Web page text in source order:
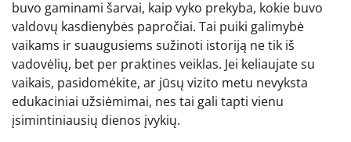
buvo gaminami šarvai, kaip vyko prekyba, kokie buvo
valdovų kasdienybės papročiai. Tai puiki galimybė
vaikams ir suaugusiems sužinoti istoriją ne tik iš
vadovėlių, bet per praktines veiklas. Jei keliaujate su
vaikais, pasidomėkite, ar jūsų vizito metu nevyksta
edukaciniai užsiėmimai, nes tai gali tapti vienu
įsimintiniausių dienos įvykių.